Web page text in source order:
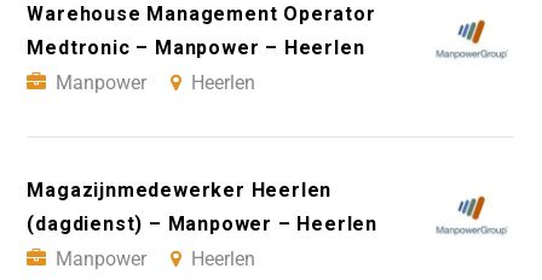
Warehouse Management Operator
Medtronic – Manpower – Heerlen
Manpower
Heerlen
Magazijnmedewerker Heerlen
(dagdienst) – Manpower – Heerlen
Manpower
Heerlen